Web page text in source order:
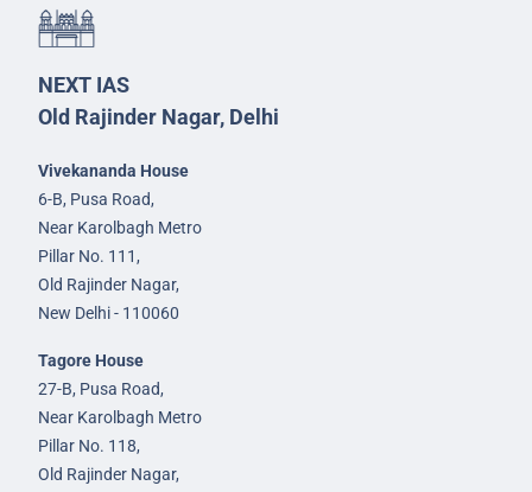
NEXT IAS
Old Rajinder Nagar, Delhi
Vivekananda House
6-B, Pusa Road,
Near Karolbagh Metro
Pillar No. 111,
Old Rajinder Nagar,
New Delhi - 110060
Tagore House
27-B, Pusa Road,
Near Karolbagh Metro
Pillar No. 118,
Old Rajinder Nagar,